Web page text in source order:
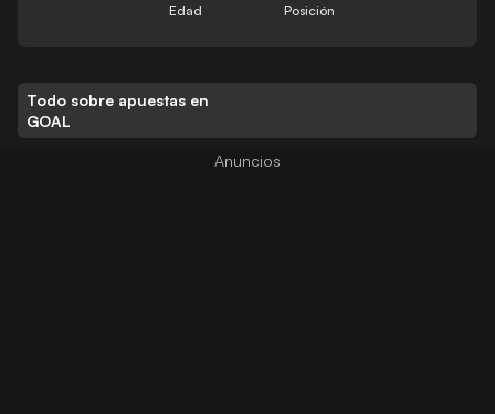
Edad Posición
Todo sobre apuestas en
GOAL